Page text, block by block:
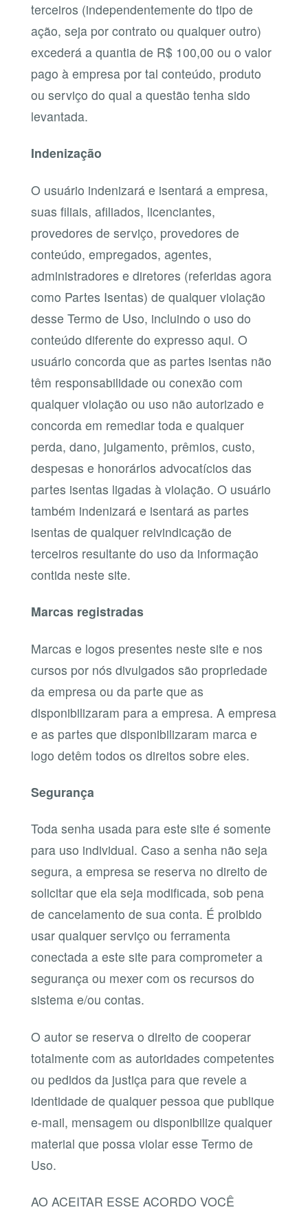
terceiros (independentemente do tipo de
ação, seja por contrato ou qualquer outro)
excederá a quantia de R$ 100,00 ou o valor
pago à empresa por tal conteúdo, produto
ou serviço do qual a questão tenha sido
levantada.
Indenização
O usuário indenizará e isentará a empresa,
suas filiais, afiliados, licenciantes,
provedores de serviço, provedores de
conteúdo, empregados, agentes,
administradores e diretores (referidas agora
como Partes Isentas) de qualquer violação
desse Termo de Uso, incluindo o uso do
conteúdo diferente do expresso aqui. O
usuário concorda que as partes isentas não
têm responsabilidade ou conexão com
qualquer violação ou uso não autorizado e
concorda em remediar toda e qualquer
perda, dano, julgamento, prêmios, custo,
despesas e honorários advocatícios das
partes isentas ligadas à violação. O usuário
também indenizará e isentará as partes
isentas de qualquer reivindicação de
terceiros resultante do uso da informação
contida neste site.
Marcas registradas
Marcas e logos presentes neste site e nos
cursos por nós divulgados são propriedade
da empresa ou da parte que as
disponibilizaram para a empresa. A empresa
e as partes que disponibilizaram marca e
logo detêm todos os direitos sobre eles.
Segurança
Toda senha usada para este site é somente
para uso individual. Caso a senha não seja
segura, a empresa se reserva no direito de
solicitar que ela seja modificada, sob pena
de cancelamento de sua conta. É proibido
usar qualquer serviço ou ferramenta
conectada a este site para comprometer a
segurança ou mexer com os recursos do
sistema e/ou contas.
O autor se reserva o direito de cooperar
totalmente com as autoridades competentes
ou pedidos da justiça para que revele a
identidade de qualquer pessoa que publique
e-mail, mensagem ou disponibilize qualquer
material que possa violar esse Termo de
Uso.
AO ACEITAR ESSE ACORDO VOCÊ